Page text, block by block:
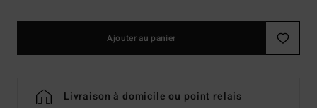
Ajouter au panier
Livraison à domicile ou point relais